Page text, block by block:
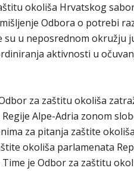
okoliša Hrvatskog
Odbora o potrebi
su u neposrednom okružju
aktivnosti u
za zaštitu okoliša
Alpe-Adria zonom
za pitanja zaštite
okoliša parlamenata
je Odbor za zaštitu